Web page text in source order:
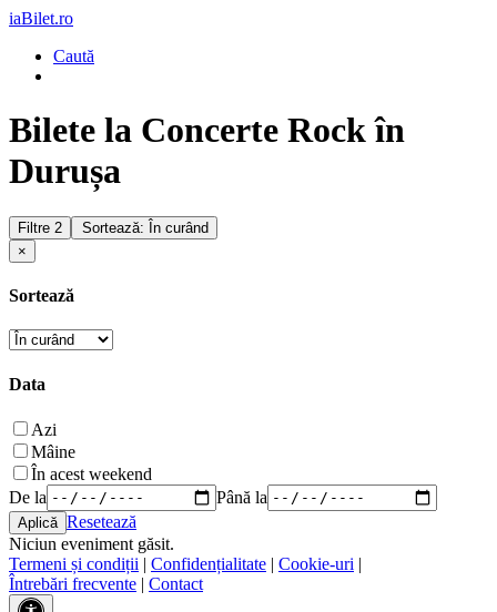
iaBilet.ro
Caută
Bilete la Concerte Rock în
Durușa
Filtre 2
Sortează: În curând
×
Sortează
Data
Azi
Mâine
În acest weekend
De la
Până la
Resetează
Niciun eveniment găsit.
Termeni și condiții | Confidențialitate | Cookie-uri |
Întrebări frecvente | Contact